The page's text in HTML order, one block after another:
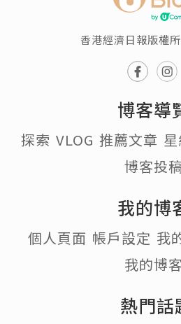
香港經濟日報版權
博客導
探索 VLOG 推薦文章
博客投稿
我的博
個人頁面 帳戶設定 我
我的博客
熱門話